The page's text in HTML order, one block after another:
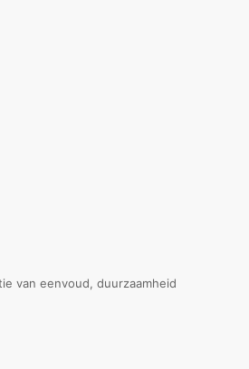
van eenvoud, duurzaamheid